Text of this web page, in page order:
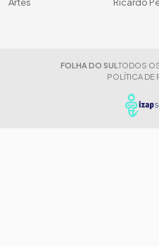
FOLHA DO SUL TODOS
POLÍTICA DE